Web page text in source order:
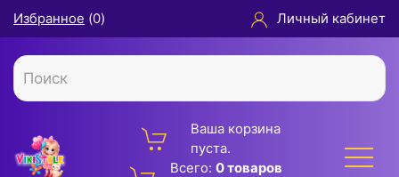
Избранное (0) Личный кабинет
Ваша корзина
пуста.
Всего: 0 товаров